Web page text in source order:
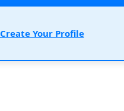
Create Your Profile